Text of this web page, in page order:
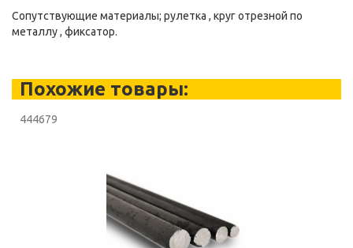
Сопутствующие материалы; рулетка , круг отрезной по
металлу , фиксатор.
Похожие товары:
444679